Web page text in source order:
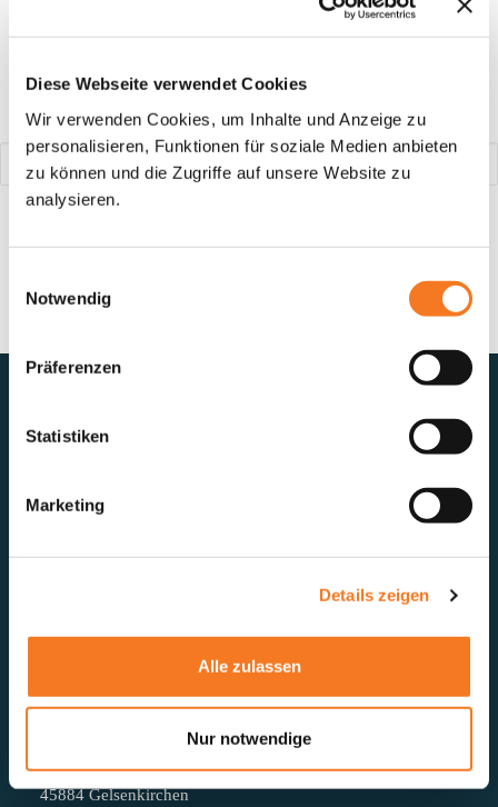
Diese Webseite verwendet Cookies
Wir verwenden Cookies, um Inhalte und Anzeige zu
personalisieren, Funktionen für soziale Medien anbieten
zu können und die Zugriffe auf unsere Website zu
analysieren.
Notwendig
Präferenzen
Statistiken
Marketing
Details zeigen
Alle zulassen
Nur notwendige
SOG. BILDUNGSBENACHTEILIGTE JUGENDLICHE
Förderprogramme
SUCHE
Alle Informationen zu den Fördermöglichkeiten
Sie unter folgendem Link.
Schwarzmühlenstraße 104
45884 Gelsenkirchen